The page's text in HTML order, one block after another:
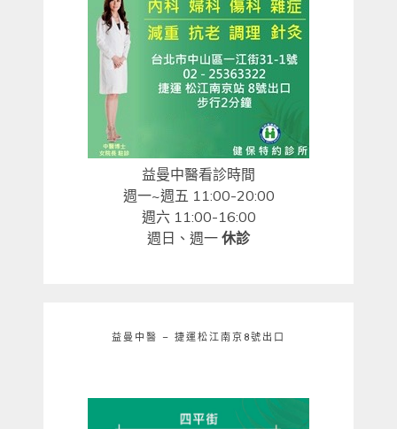
益曼中醫看診時間
週一~週五 11:00-20:00
週六 11:00-16:00
週日、週一 休診
益曼中醫 – 捷運松江南京8號出口